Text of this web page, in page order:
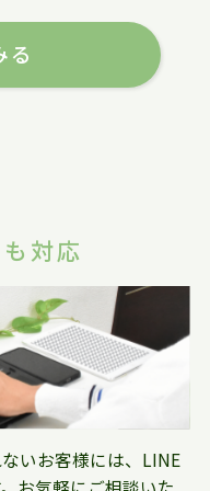
る
対応
いお客様には、LINE